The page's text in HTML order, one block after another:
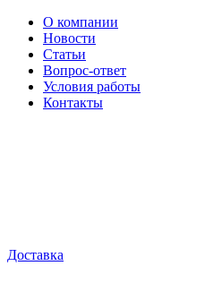
О компании
Новости
Статьи
Вопрос-ответ
Условия работы
Контакты
Доставка